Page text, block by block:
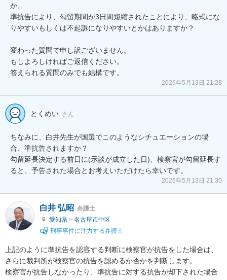
か、
準抗告により、勾留期間が3日間短縮されたことにより、略式にな
りやすいもしくは不起訴になりやすいとかはありますか？
変わった質問で申し訳ございません。
もしよろしければご返信ください。
答えられる質問のみでも結構です。
2026年5月13日 21:28
とくめい さん
ちなみに、白井先生が国選でこのようなシチュエーションの場
合、準抗告されますか？
勾留延長決定する前日に(示談が成立した日)、検察官が勾留延長す
ると、予告された場合とお考えいただけたら幸いです。
2026年5月13日 21:30
白井 弘昭 弁護士
愛知県 > 名古屋市中区
刑事事件に注力する弁護士
上記のように準抗告を認容する判断に検察官が抗告をした場合は、
さらに裁判所が検察官の抗告を認めるか否かを判断します。
検察官が抗告しなかったり、準抗告に対する抗告が却下された場合